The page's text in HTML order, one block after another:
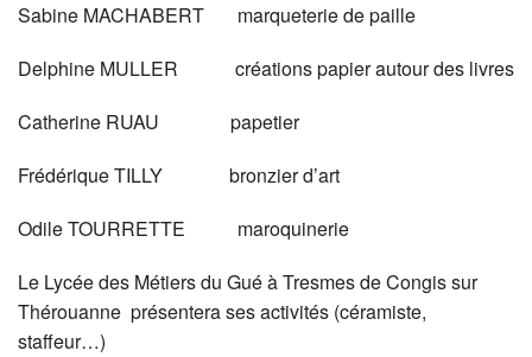
Sabine MACHABERT marqueterie de paille
Delphine MULLER créations papier autour des livres
Catherine RUAU papetier
Frédérique TILLY bronzier d’art
Odile TOURRETTE maroquinerie
Le Lycée des Métiers du Gué à Tresmes de Congis sur
Thérouanne présentera ses activités (céramiste,
staffeur…)